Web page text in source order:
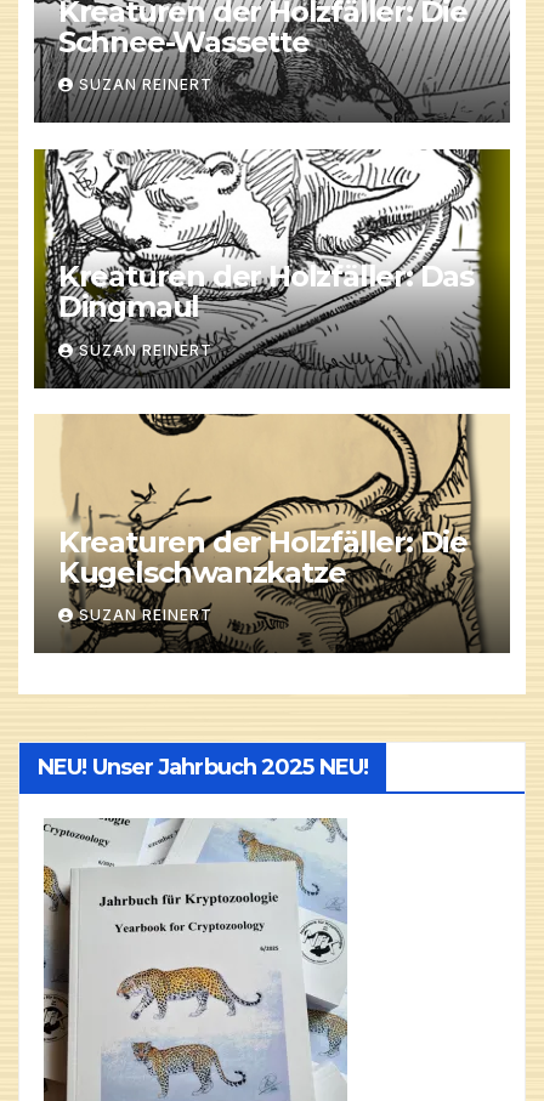
Kreaturen der Holzfäller: Die
Schnee-Wassette
SUZAN REINERT
Kreaturen der Holzfäller: Das
Dingmaul
SUZAN REINERT
Kreaturen der Holzfäller: Die
Kugelschwanzkatze
SUZAN REINERT
NEU! Unser Jahrbuch 2025 NEU!